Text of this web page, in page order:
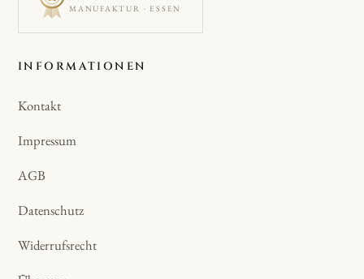
MANUFAKTUR · ESSEN
INFORMATIONEN
Kontakt
Impressum
AGB
Datenschutz
Widerrufsrecht